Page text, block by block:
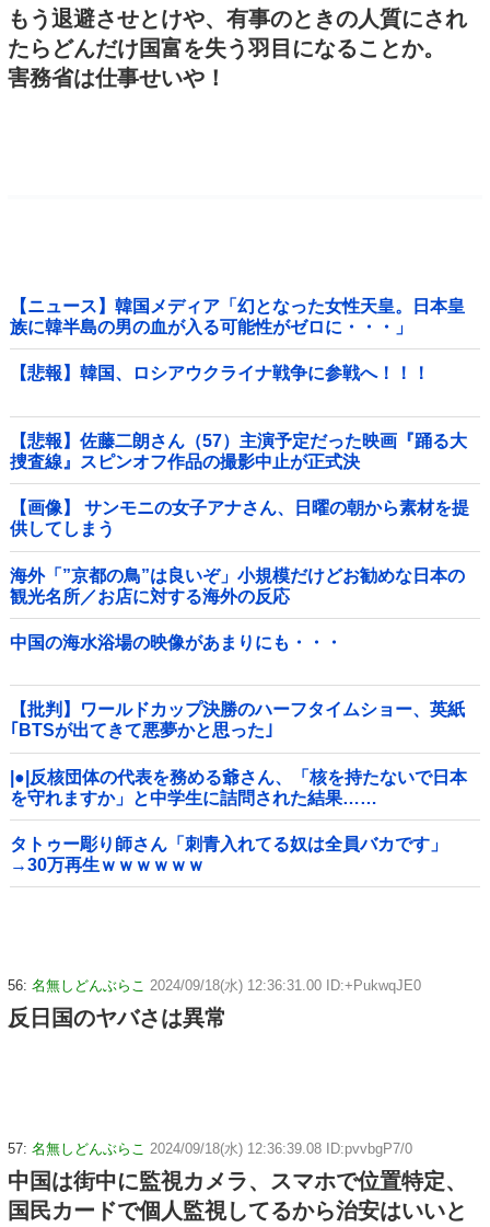
もう退避させとけや、有事のときの人質にされ
たらどんだけ国富を失う羽目になることか。
害務省は仕事せいや！
【ニュース】韓国メディア「幻となった女性天皇。日本皇
族に韓半島の男の血が入る可能性がゼロに・・・」
【悲報】韓国、ロシアウクライナ戦争に参戦へ！！！
【悲報】佐藤二朗さん（57）主演予定だった映画『踊る大
捜査線』スピンオフ作品の撮影中止が正式決
定・・・・・・・・・他
【画像】 サンモニの女子アナさん、日曜の朝から素材を提
供してしまう
海外「”京都の鳥”は良いぞ」小規模だけどお勧めな日本の
観光名所／お店に対する海外の反応
中国の海水浴場の映像があまりにも・・・
【批判】ワールドカップ決勝のハーフタイムショー、英紙
｢BTSが出てきて悪夢かと思った｣
|●|反核団体の代表を務める爺さん、「核を持たないで日本
を守れますか」と中学生に詰問された結果……
タトゥー彫り師さん「刺青入れてる奴は全員バカです」
→30万再生ｗｗｗｗｗｗ
56: 名無しどんぶらこ 2024/09/18(水) 12:36:31.00 ID:+PukwqJE0
反日国のヤバさは異常
57: 名無しどんぶらこ 2024/09/18(水) 12:36:39.08 ID:pvvbgP7/0
中国は街中に監視カメラ、スマホで位置特定、
国民カードで個人監視してるから治安はいいと